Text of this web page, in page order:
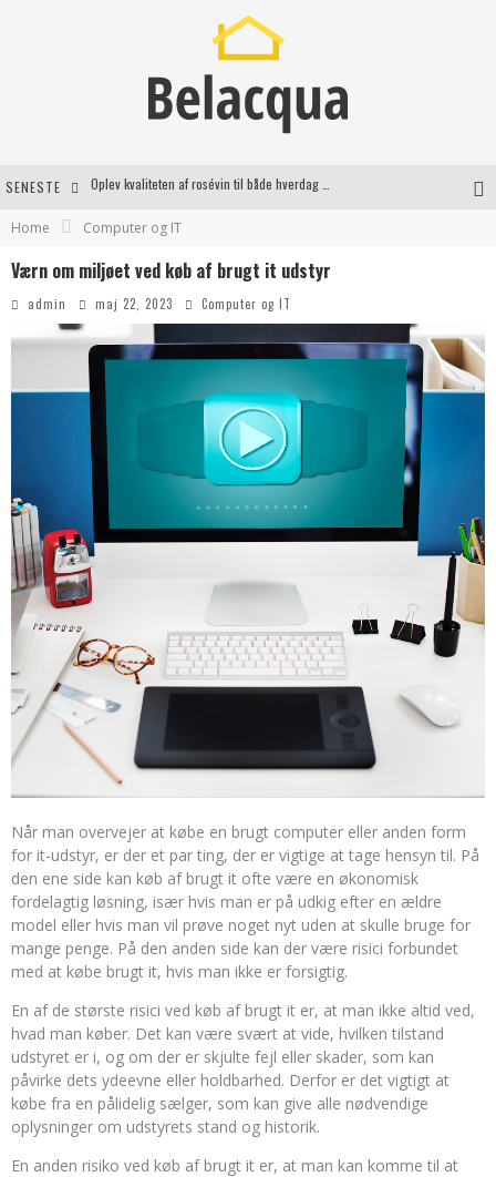
SENESTE Vantinge Teknik: En Innovativ Løsning til Moderne Udfordringer
Effektiv rydning af dødsbo i Gentofte
Oplev kvaliteten af rosévin til både hverdag og særlige øjeblikke
Home Computer og IT
Værn om miljøet ved køb af brugt it udstyr
admin maj 22, 2023 Computer og IT
Når man overvejer at købe en brugt computer eller anden form
for it-udstyr, er der et par ting, der er vigtige at tage hensyn til. På
den ene side kan køb af brugt it ofte være en økonomisk
fordelagtig løsning, især hvis man er på udkig efter en ældre
model eller hvis man vil prøve noget nyt uden at skulle bruge for
mange penge. På den anden side kan der være risici forbundet
med at købe brugt it, hvis man ikke er forsigtig.
En af de største risici ved køb af brugt it er, at man ikke altid ved,
hvad man køber. Det kan være svært at vide, hvilken tilstand
udstyret er i, og om der er skjulte fejl eller skader, som kan
påvirke dets ydeevne eller holdbarhed. Derfor er det vigtigt at
købe fra en pålidelig sælger, som kan give alle nødvendige
oplysninger om udstyrets stand og historik.
En anden risiko ved køb af brugt it er, at man kan komme til at